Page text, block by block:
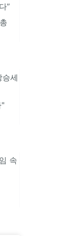
”
세
"
속